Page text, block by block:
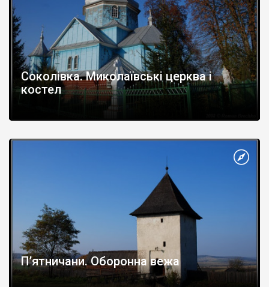
Соколівка. Миколаївські церква і
костел
П’ятничани. Оборонна вежа